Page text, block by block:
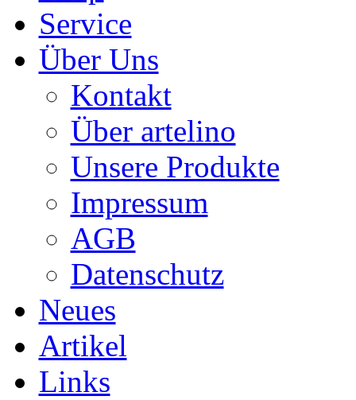
Service
Über Uns
Kontakt
Über artelino
Unsere Produkte
Impressum
AGB
Datenschutz
Neues
Artikel
Links